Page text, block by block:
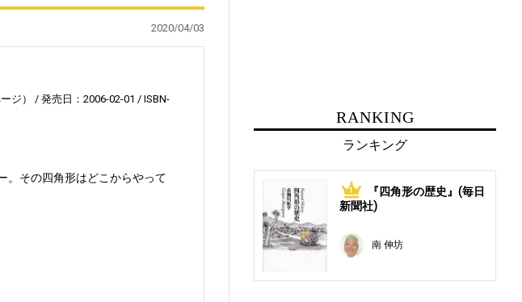
2020/04/03
ジ） 発売日：2006-02-01
ISBN-
。その四角形はどこからやって
RANKING
ランキング
1
『四角形の歴史』(毎日
新聞社)
南 伸坊